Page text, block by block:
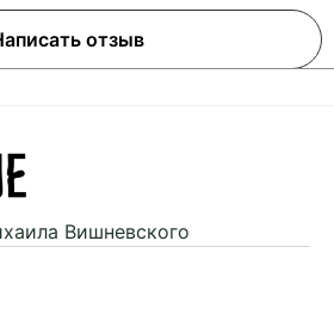
отзыв
Вишневского